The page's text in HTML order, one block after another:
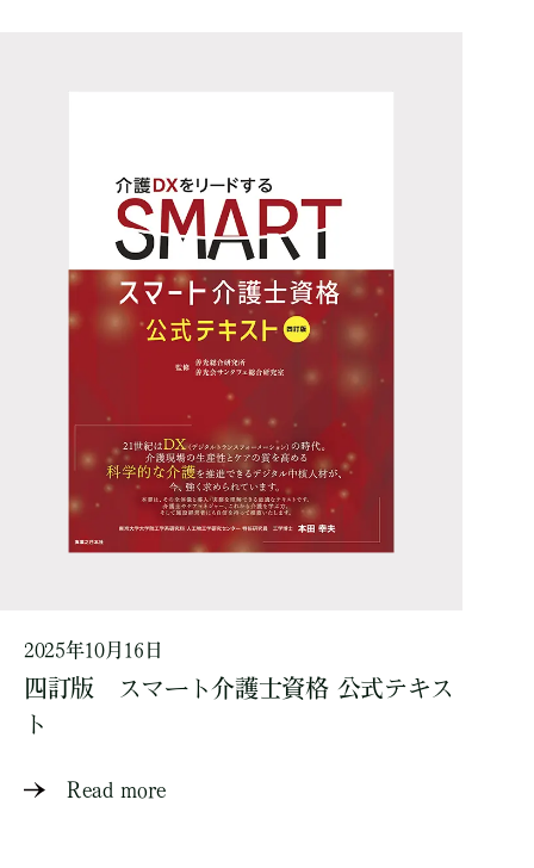
2025年10月16日
四訂版 スマート介護士資格 公式テキス
ト
Read more